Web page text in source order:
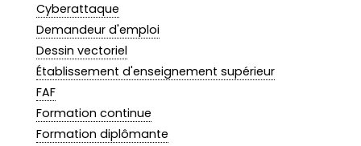
Cyberattaque
Demandeur d'emploi
Dessin vectoriel
Établissement d'enseignement supérieur
FAF
Formation continue
Formation diplômante